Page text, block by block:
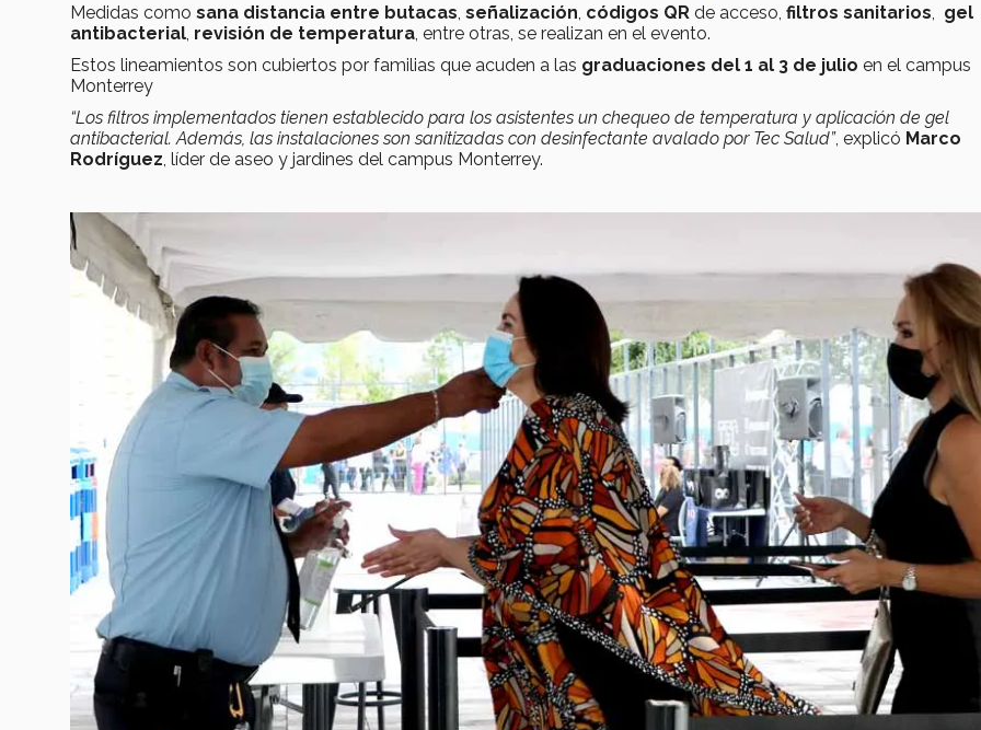
Medidas como sana distancia entre butacas señalización códigos QR de acceso, filtros sanitarios
gel
antibacterial revisión de temperatura , entre otras, se realizan en el evento.
Estos lineamientos son cubiertos por familias que acuden a las graduaciones del 1 al 3 de julio en el campus
Monterrey
“Los filtros implementados tienen establecido para los asistentes un chequeo de temperatura y aplicación de gel
antibacterial. Además, las instalaciones son sanitizadas con desinfectante avalado por Tec Salud”, explicó Marco
Rodríguez , líder de aseo y jardines del campus Monterrey.